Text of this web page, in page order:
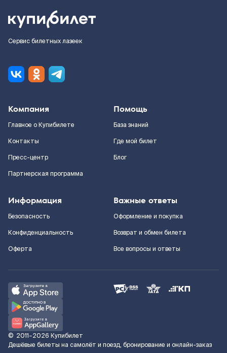
Сервис билетных лазеек
Компания
Главное о Купибилете
Контакты
Пресс-центр
Партнерская программа
Помощь
База знаний
Где мой билет
Блог
Информация
Безопасность
Конфиденциальность
Оферта
Важные ответы
Оформление и покупка
Возврат и обмен билета
Все вопросы и ответы
© 2011–2026 Купибилет
Дешёвые билеты на самолёт и поезд, бронирование и онлайн-заказ